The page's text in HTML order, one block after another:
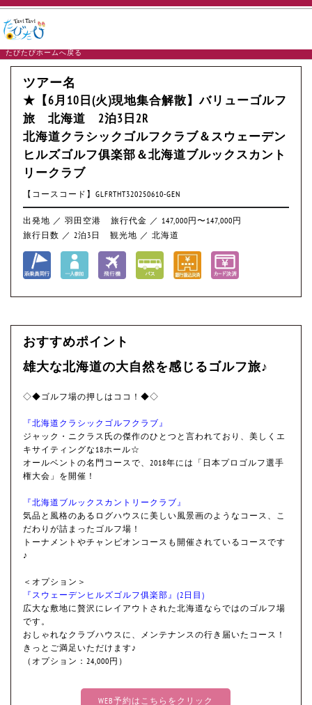
たびたびホームへ戻る
ツアー名
★【6月10日(火)現地集合解散】バリューゴルフ
旅 北海道 2泊3日2R
北海道クラシックゴルフクラブ＆スウェーデン
ヒルズゴルフ俱楽部＆北海道ブルックスカント
リークラブ
【コースコード】GLFRTHT320250610-GEN
出発地 ／ 羽田空港
旅行代金 ／ 147,000円〜147,000円
旅行日数 ／ 2泊3日
観光地 ／ 北海道
おすすめポイント
雄大な北海道の大自然を感じるゴルフ旅♪
◇◆ゴルフ場の押しはココ！◆◇
『北海道クラシックゴルフクラブ』
ジャック・ニクラス氏の傑作のひとつと言われており、美しくエ
キサイティングな18ホール☆
オールベントの名門コースで、2018年には「日本プロゴルフ選手
権大会」を開催！
『北海道ブルックスカントリークラブ』
気品と風格のあるログハウスに美しい風景画のようなコース、こ
だわりが詰まったゴルフ場！
トーナメントやチャンピオンコースも開催されているコースです
♪
＜オプション＞
『スウェーデンヒルズゴルフ俱楽部』(2日目)
広大な敷地に贅沢にレイアウトされた北海道ならではのゴルフ場
です。
おしゃれなクラブハウスに、メンテナンスの行き届いたコース！
きっとご満足いただけます♪
（オプション：24,000円）
WEB予約はこちらをクリック